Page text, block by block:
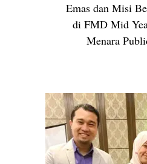
Emas dan Misi
di FMD Mid
Menara